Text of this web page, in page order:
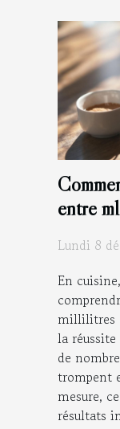
entre
Lundi 8
En
millilitres
la
de
trompent
mesure,
résultats